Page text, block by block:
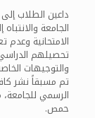
داعين الطلاب إلى
الجامعة
الامتحانية
تحصيلهم الدراسي
والتوجيهات
تم مسبقاً نشر
الرسمي
حمص.